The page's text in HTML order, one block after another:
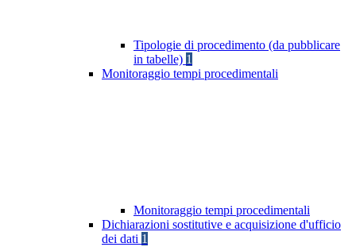
Tipologie di procedimento (da pubblicare
in tabelle) 1
Monitoraggio tempi procedimentali
Monitoraggio tempi procedimentali
Dichiarazioni sostitutive e acquisizione d'ufficio
dei dati 1